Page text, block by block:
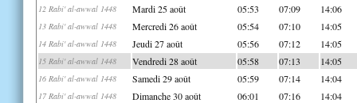
12 Rabi' al-awwal 1448 Mardi 25 août 05:53 07:09 14:06
13 Rabi' al-awwal 1448 Mercredi 26 août 05:54 07:10 14:05
14 Rabi' al-awwal 1448 Jeudi 27 août 05:56 07:12 14:05
15 Rabi' al-awwal 1448 Vendredi 28 août 05:58 07:13 14:05
16 Rabi' al-awwal 1448 Samedi 29 août 05:59 07:14 14:04
17 Rabi' al-awwal 1448 Dimanche 30 août 06:01 07:16 14:04